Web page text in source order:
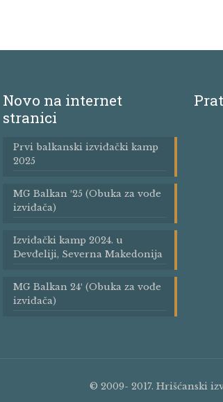
Novo na internet
stranici
Prvi balkanski izviđački kamp
2025
MG Balkan ′25 (Obuka za vođe
izviđača)
Izviđački kamp 2024. u
Đevđeliji, Severna Makedonija
MG Balkan 24′ (Obuka za vođe
izviđača)
© 2009- 2017. Hrišćanski